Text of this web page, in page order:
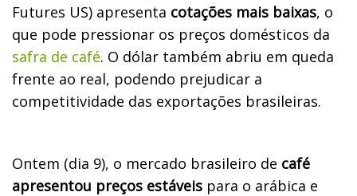
Futures US) apresenta cotações mais baixas, o
que pode pressionar os preços domésticos da
safra de café. O dólar também abriu em queda
frente ao real, podendo prejudicar a
competitividade das exportações brasileiras.
Ontem (dia 9), o mercado brasileiro de café
apresentou preços estáveis para o arábica e